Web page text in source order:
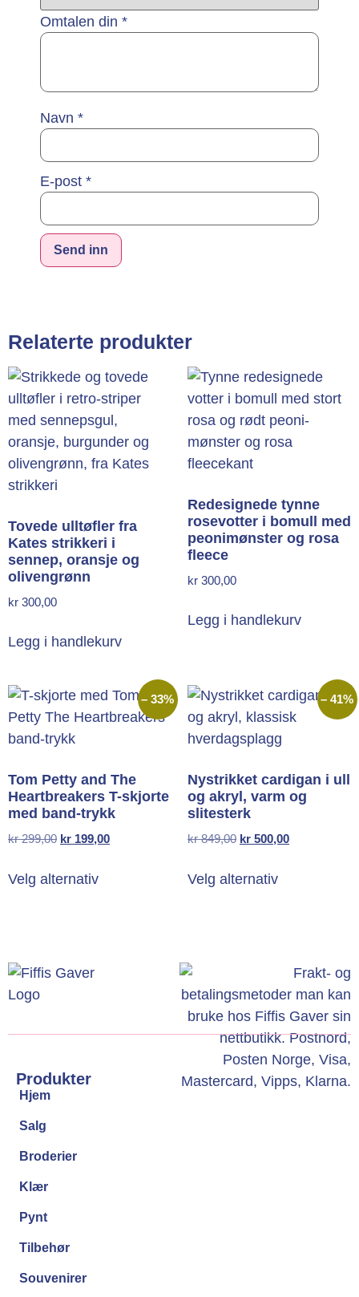
Omtalen din *
Navn *
E-post *
Relaterte produkter
Tovede ulltøfler fra
Kates strikkeri i
sennep, oransje og
olivengrønn
kr 300,00
Legg i handlekurv
Redesignede tynne
rosevotter i bomull med
peonimønster og rosa
fleece
kr 300,00
Legg i handlekurv
– 33%
Tom Petty and The
Heartbreakers T-skjorte
med band-trykk
kr299,00 kr 199,00
Velg alternativ
– 41%
Nystrikket cardigan i ull
og akryl, varm og
slitesterk
kr849,00 kr 500,00
Velg alternativ
Produkter
Hjem
Salg
Broderier
Klær
Pynt
Tilbehør
Souvenirer